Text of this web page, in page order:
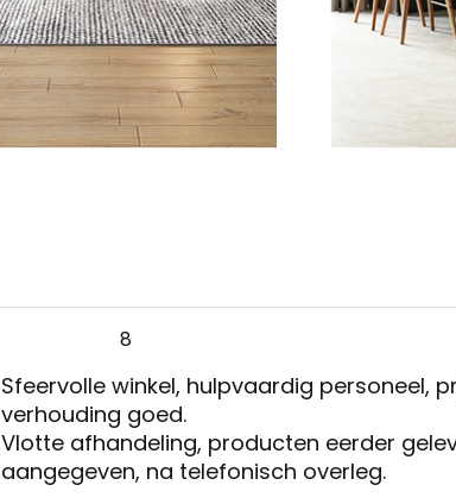
8
Sfeervolle winkel, hulpvaardig personeel,
verhouding goed.
Vlotte afhandeling, producten eerder
aangegeven, na telefonisch overleg.